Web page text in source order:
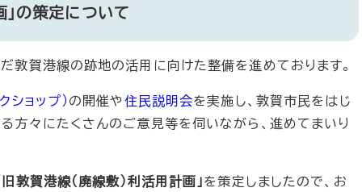
」の策定について
敦賀港線の跡地の活用に向けた整備を進めております。
ショップ） の開催や住民説明会を実施し、 敦賀市民をはじ
方々​にたくさんのご意見等を伺いながら、進めてまいり
旧敦賀港線（廃線敷）利活用計画」を策定しましたので、お